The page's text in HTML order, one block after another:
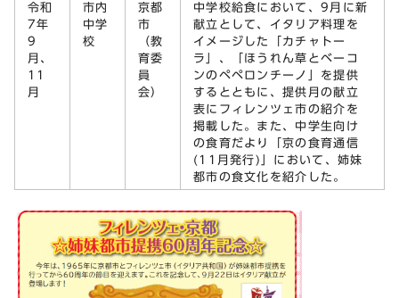
令和
7年
9
月、
11
月
市内
中学
校
京都
市
（教
育委
員
会）
中学校給食において、9月に新
献立として、イタリア料理を
イメージした「カチャトー
ラ」、「ほうれん草とベーコ
ンのペペロンチーノ」を提供
するとともに、提供月の献立
表にフィレンツェ市の紹介を
掲載した。また、中学生向け
の食育だより「京の食育通信
(11月発行)」において、姉妹
都市の食文化を紹介した。